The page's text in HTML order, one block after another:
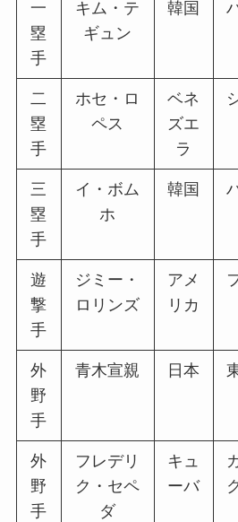
一
塁
手
キム・テ
ギュン
韓国
二
塁
手
ホセ・ロ
ペス
ベネ
ズエ
ラ
三
塁
手
イ・ボム
ホ
韓国
遊
撃
手
ジミー・
ロリンズ
アメ
リカ
外
野
手
青木宣親 日本
外
野
手
フレデリ
ク・セペ
ダ
キュ
ーバ